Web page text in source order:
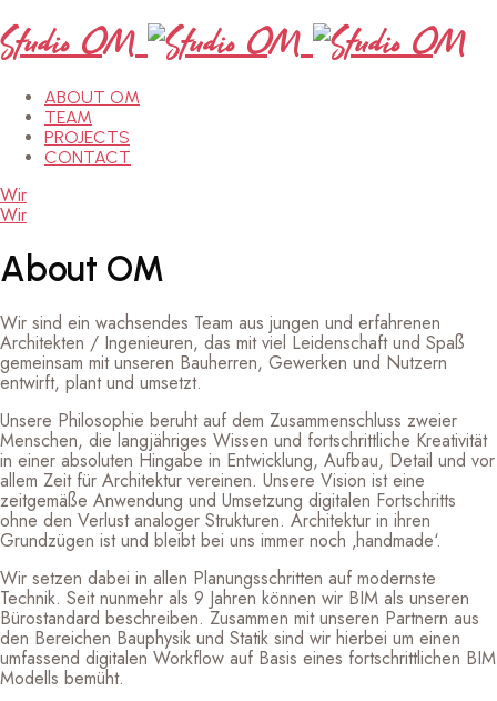
Studio OM
ABOUT OM
TEAM
PROJECTS
CONTACT
Wir
Wir
About OM
Wir sind ein wachsendes Team aus jungen und erfahrenen
Architekten / Ingenieuren, das mit viel Leidenschaft und Spaß
gemeinsam mit unseren Bauherren, Gewerken und Nutzern
entwirft, plant und umsetzt.
Unsere Philosophie beruht auf dem Zusammenschluss zweier
Menschen, die langjähriges Wissen und fortschrittliche Kreativität
in einer absoluten Hingabe in Entwicklung, Aufbau, Detail und vor
allem Zeit für Architektur vereinen. Unsere Vision ist eine
zeitgemäße Anwendung und Umsetzung digitalen Fortschritts
ohne den Verlust analoger Strukturen. Architektur in ihren
Grundzügen ist und bleibt bei uns immer noch ‚handmade‘.
Wir setzen dabei in allen Planungsschritten auf modernste
Technik. Seit nunmehr als 9 Jahren können wir BIM als unseren
Bürostandard beschreiben. Zusammen mit unseren Partnern aus
den Bereichen Bauphysik und Statik sind wir hierbei um einen
umfassend digitalen Workflow auf Basis eines fortschrittlichen BIM
Modells bemüht.